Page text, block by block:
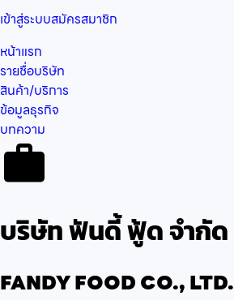
เข้าสู่ระบบสมัครสมาชิก
หน้าแรก
รายชื่อบริษัท
สินค้า/บริการ
ข้อมูลธุรกิจ
บทความ
บริษัท ฟันดี้ ฟู้ด จำกัด
FANDY FOOD CO., LTD.